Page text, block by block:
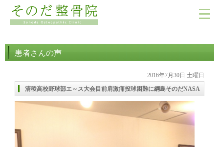
患者さんの声
2016年7月30日 土曜日
清稜高校野球部エ～ス大会目前肩激痛投球困難に綱島そのだNASA